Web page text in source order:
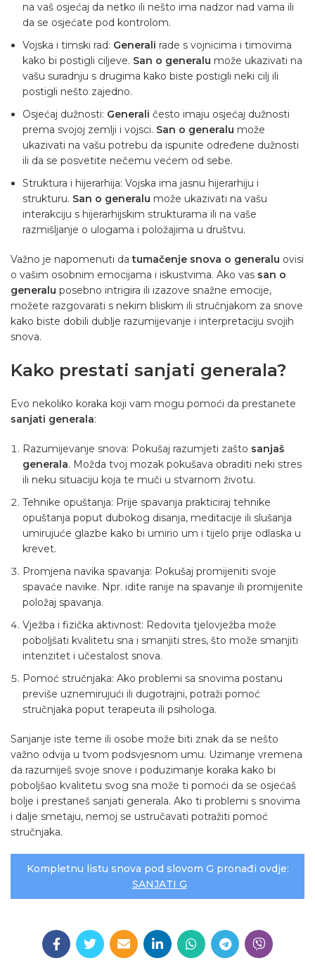
na vaš osjećaj da netko ili nešto ima nadzor nad vama ili
da se osjećate pod kontrolom.
Vojska i timski rad: Generali rade s vojnicima i timovima
kako bi postigli ciljeve. San o generalu može ukazivati ​​na
vašu suradnju s drugima kako biste postigli neki cilj ili
postigli nešto zajedno.
Osjećaj dužnosti: Generali često imaju osjećaj dužnosti
prema svojoj zemlji i vojsci. San o generalu može
ukazivati ​​na vašu potrebu da ispunite određene dužnosti
ili da se posvetite nečemu većem od sebe.
Struktura i hijerarhija: Vojska ima jasnu hijerarhiju i
strukturu. San o generalu može ukazivati ​​na vašu
interakciju s hijerarhijskim strukturama ili na vaše
razmišljanje o ulogama i položajima u društvu.
Važno je napomenuti datumačenje snova o generalu ovisi
o vašim osobnim emocijama i iskustvima. Ako vas san o
generalu posebno intrigira ili izazove snažne emocije,
možete razgovarati s nekim bliskim ili stručnjakom za snove
kako biste dobili dublje razumijevanje i interpretaciju svojih
snova.
Kako prestati sanjati generala?
Evo nekoliko koraka koji vam mogu pomoći da prestanete
sanjati generala:
Razumijevanje snova: Pokušaj razumjeti zašto sanjaš
generala. Možda tvoj mozak pokušava obraditi neki stres
ili neku situaciju koja te muči u stvarnom životu.
Tehnike opuštanja: Prije spavanja prakticiraj tehnike
opuštanja poput dubokog disanja, meditacije ili slušanja
umirujuće glazbe kako bi umirio um i tijelo prije odlaska u
krevet.
Promjena navika spavanja: Pokušaj promijeniti svoje
spavaće navike. Npr. idite ranije na spavanje ili promijenite
položaj spavanja.
Vježba i fizička aktivnost: Redovita tjelovježba može
poboljšati kvalitetu sna i smanjiti stres, što može smanjiti
intenzitet i učestalost snova.
Pomoć stručnjaka: Ako problemi sa snovima postanu
previše uznemirujući ili dugotrajni, potraži pomoć
stručnjaka poput terapeuta ili psihologa.
Sanjanje iste teme ili osobe može biti znak da se nešto
važno odvija u tvom podsvjesnom umu. Uzimanje vremena
da razumiješ svoje snove i poduzimanje koraka kako bi
poboljšao kvalitetu svog sna može ti pomoći da se osjećaš
bolje i prestaneš sanjati generala. Ako ti problemi s snovima
i dalje smetaju, nemoj se ustručavati potražiti pomoć
stručnjaka.
Kompletnu listu snova pod slovom G pronađi ovdje:
SANJATI G